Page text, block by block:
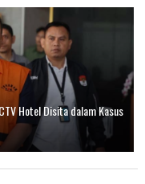
Hotel Disita dalam Kasus